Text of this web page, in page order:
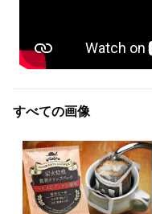
すべての画像